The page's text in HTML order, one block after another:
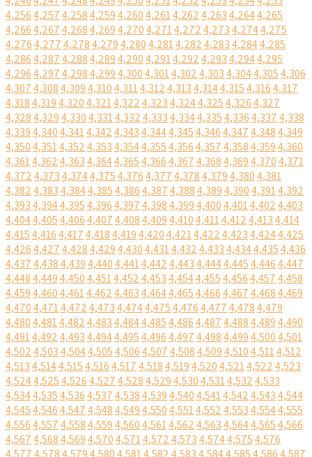
4,2564,2574,2584,2594,2604,2614,2624,2634,2644,265
4,2664,2674,2684,2694,2704,2714,2724,2734,2744,275
4,2764,2774,2784,2794,2804,2814,2824,2834,2844,285
4,2864,2874,2884,2894,2904,2914,2924,2934,2944,295
4,2964,2974,2984,2994,3004,3014,3024,3034,3044,3054,306
4,3074,3084,3094,3104,3114,3124,3134,3144,3154,3164,317
4,3184,3194,3204,3214,3224,3234,3244,3254,3264,327
4,3284,3294,3304,3314,3324,3334,3344,3354,3364,3374,338
4,3394,3404,3414,3424,3434,3444,3454,3464,3474,3484,349
4,3504,3514,3524,3534,3544,3554,3564,3574,3584,3594,360
4,3614,3624,3634,3644,3654,3664,3674,3684,3694,3704,371
4,3724,3734,3744,3754,3764,3774,3784,3794,3804,381
4,3824,3834,3844,3854,3864,3874,3884,3894,3904,3914,392
4,3934,3944,3954,3964,3974,3984,3994,4004,4014,4024,403
4,4044,4054,4064,4074,4084,4094,4104,4114,4124,4134,414
4,4154,4164,4174,4184,4194,4204,4214,4224,4234,4244,425
4,4264,4274,4284,4294,4304,4314,4324,4334,4344,4354,436
4,4374,4384,4394,4404,4414,4424,4434,4444,4454,4464,447
4,4484,4494,4504,4514,4524,4534,4544,4554,4564,4574,458
4,4594,4604,4614,4624,4634,4644,4654,4664,4674,4684,469
4,4704,4714,4724,4734,4744,4754,4764,4774,4784,479
4,4804,4814,4824,4834,4844,4854,4864,4874,4884,4894,490
4,4914,4924,4934,4944,4954,4964,4974,4984,4994,5004,501
4,5024,5034,5044,5054,5064,5074,5084,5094,5104,5114,512
4,5134,5144,5154,5164,5174,5184,5194,5204,5214,5224,523
4,5244,5254,5264,5274,5284,5294,5304,5314,5324,533
4,5344,5354,5364,5374,5384,5394,5404,5414,5424,5434,544
4,5454,5464,5474,5484,5494,5504,5514,5524,5534,5544,555
4,5564,5574,5584,5594,5604,5614,5624,5634,5644,5654,566
4,5674,5684,5694,5704,5714,5724,5734,5744,5754,576